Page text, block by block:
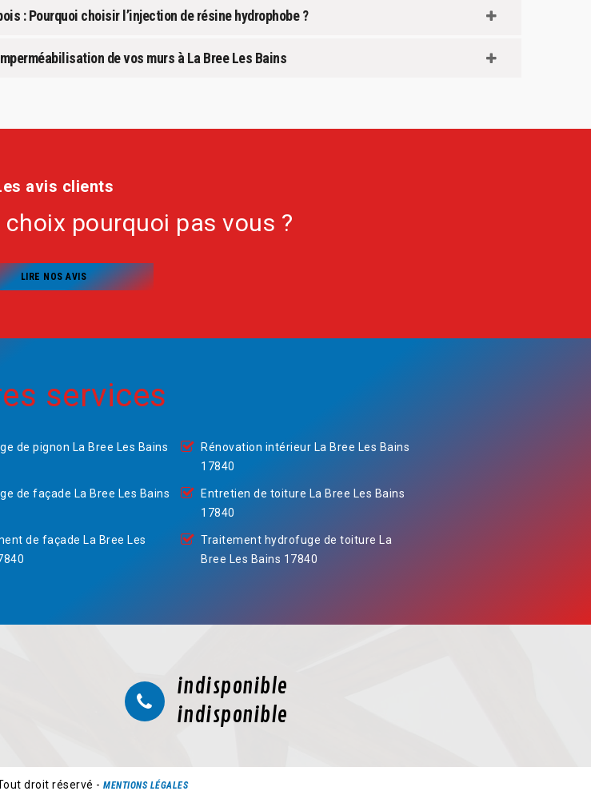
: Pourquoi choisir l’injection de résine hydrophobe ?
de vos murs à La Bree Les Bains
avis clients
pourquoi pas vous ?
LIRE NOS AVIS
services
de pignon La Bree Les Bains
de façade La Bree Les Bains
de façade La Bree Les
Rénovation intérieur La Bree Les Bains
17840
Entretien de toiture La Bree Les Bains
17840
Traitement hydrofuge de toiture La
Bree Les Bains 17840
indisponible
indisponible
droit réservé - MENTIONS LÉGALES